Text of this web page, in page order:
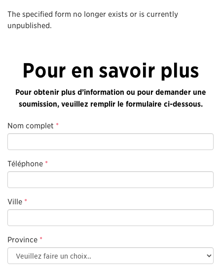
The specified form no longer exists or is currently
unpublished.
Pour en savoir plus
Pour obtenir plus d’information ou pour demander une
soumission, veuillez remplir le formulaire ci-dessous.
Nom complet *
Téléphone *
Ville *
Province *